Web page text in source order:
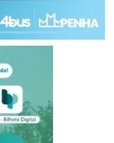
para circular e